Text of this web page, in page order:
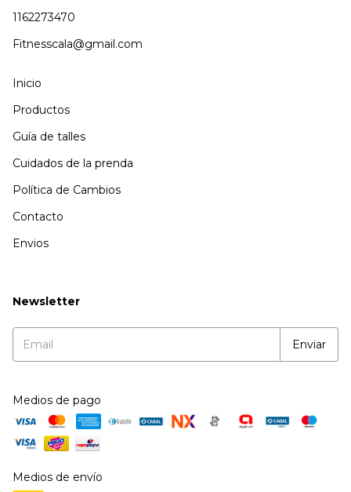
1162273470
Fitnesscala@gmail.com
Inicio
Productos
Guía de talles
Cuidados de la prenda
Política de Cambios
Contacto
Envios
Newsletter
Medios de pago
Medios de envío